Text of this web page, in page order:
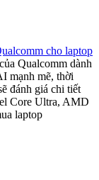
cho laptop
Qualcomm dành
mạnh mẽ, thời
đánh giá chi tiết
Core Ultra, AMD
laptop